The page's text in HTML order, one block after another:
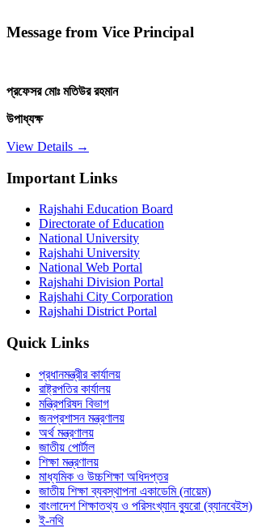
Message from Vice Principal
প্রফেসর মোঃ মতিউর রহমান
উপাধ্যক্ষ
View Details →
Important Links
Rajshahi Education Board
Directorate of Education
National University
Rajshahi University
National Web Portal
Rajshahi Division Portal
Rajshahi City Corporation
Rajshahi District Portal
Quick Links
প্রধানমন্ত্রীর কার্যালয়
রাষ্ট্রপতির কার্যালয়
মন্ত্রিপরিষদ বিভাগ
জনপ্রশাসন মন্ত্রণালয়
অর্থ মন্ত্রণালয়
জাতীয় পোর্টাল
শিক্ষা মন্ত্রণালয়
মাধ্যমিক ও উচ্চশিক্ষা অধিদপ্তর
জাতীয় শিক্ষা ব্যবস্থাপনা একাডেমি (নায়েম)
বাংলাদেশ শিক্ষাতথ্য ও পরিসংখ্যান ব্যুরো (ব্যানবেইস)
ই-নথি